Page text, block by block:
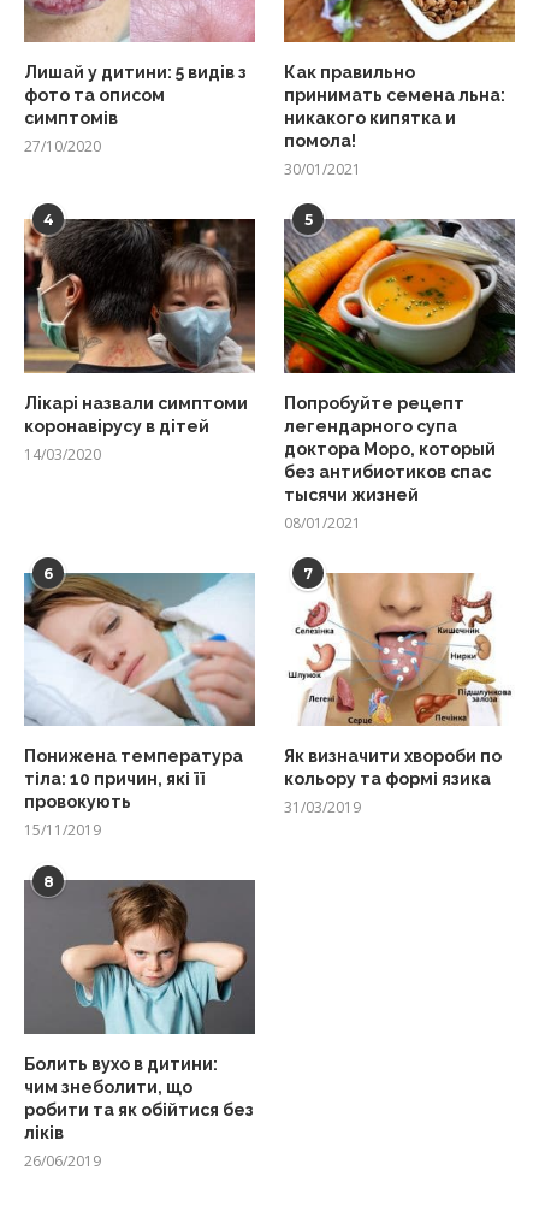
Лишай у дитини: 5 видів з
фото та описом
симптомів
27/10/2020
Как правильно
принимать семена льна:
никакого кипятка и
помола!
30/01/2021
4
Лікарі назвали симптоми
коронавірусу в дітей
14/03/2020
5
Попробуйте рецепт
легендарного супа
доктора Моро, который
без антибиотиков спас
тысячи жизней
08/01/2021
6
Понижена температура
тіла: 10 причин, які її
провокують
15/11/2019
7
Як визначити хвороби по
кольору та формі язика
31/03/2019
8
Болить вухо в дитини:
чим знеболити, що
робити та як обійтися без
ліків
26/06/2019